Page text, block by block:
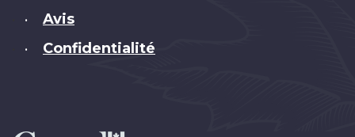
• Avis
• Confidentialité